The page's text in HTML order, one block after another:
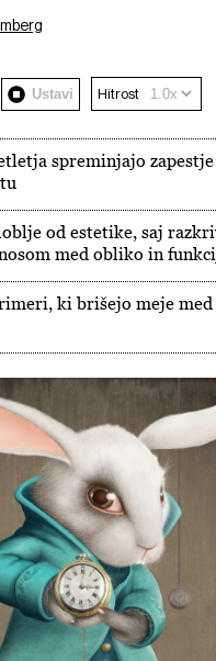
Ustavi Hitrost
spreminjajo
od estetike, saj
med obliko in
ki brišejo meje